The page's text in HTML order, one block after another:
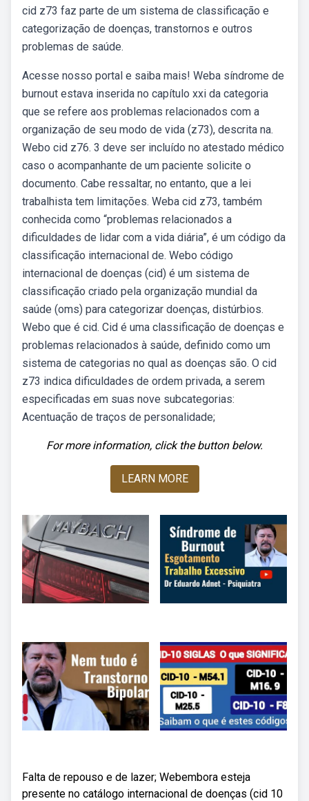
cid z73 faz parte de um sistema de classificação e
categorização de doenças, transtornos e outros
problemas de saúde.
Acesse nosso portal e saiba mais! Weba síndrome de
burnout estava inserida no capítulo xxi da categoria
que se refere aos problemas relacionados com a
organização de seu modo de vida (z73), descrita na.
Webo cid z76. 3 deve ser incluído no atestado médico
caso o acompanhante de um paciente solicite o
documento. Cabe ressaltar, no entanto, que a lei
trabalhista tem limitações. Weba cid z73, também
conhecida como “problemas relacionados a
dificuldades de lidar com a vida diária”, é um código da
classificação internacional de. Webo código
internacional de doenças (cid) é um sistema de
classificação criado pela organização mundial da
saúde (oms) para categorizar doenças, distúrbios.
Webo que é cid. Cid é uma classificação de doenças e
problemas relacionados à saúde, definido como um
sistema de categorias no qual as doenças são. O cid
z73 indica dificuldades de ordem privada, a serem
especificadas em suas nove subcategorias:
Acentuação de traços de personalidade;
For more information, click the button below.
LEARN MORE
Falta de repouso e de lazer; Webembora esteja
presente no catálogo internacional de doenças (cid 10